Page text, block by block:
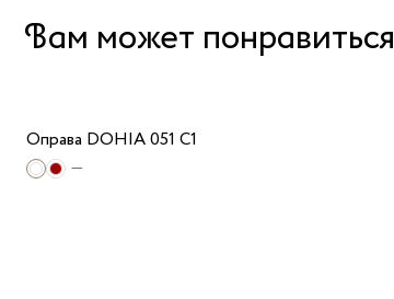
Вам может понравиться
Оправа DOHIA 051 C1
—